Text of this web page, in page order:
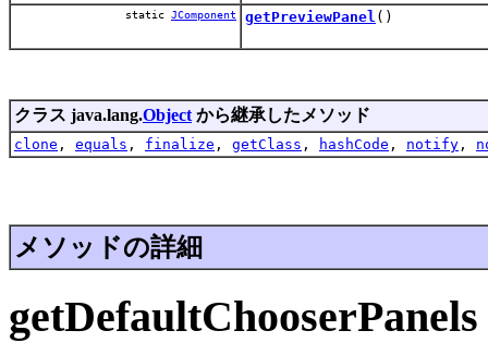
static JComponent getPreviewPanel ()
クラス java.lang.Object から継承したメソッド
clone , equals , finalize , getClass , hashCode , notify ,
メソッドの詳細
getDefaultChooserPanels